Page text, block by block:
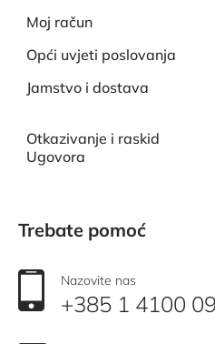
Moj račun
Opći uvjeti poslovanja
Jamstvo i dostava
Otkazivanje i raskid
Ugovora
Trebate pomoć
Nazovite nas
+385 1 4100